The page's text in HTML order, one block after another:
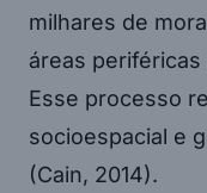
milhares de
áreas
Esse processo
socioespacial e
(Cain, 2014).